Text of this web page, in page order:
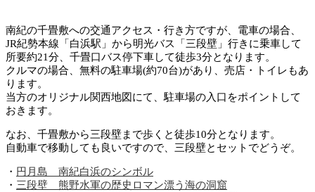
南紀の千畳敷への交通アクセス・行き方ですが、電車の場合、
JR紀勢本線「白浜駅」から明光バス「三段壁」行きに乗車して
所要約21分、千畳口バス停下車して徒歩3分となります。
クルマの場合、無料の駐車場(約70台)があり、売店・トイレもあ
ります。
当方のオリジナル関西地図にて、駐車場の入口をポイントして
おきます。
なお、千畳敷から三段壁まで歩くと徒歩10分となります。
自動車で移動しても良いですので、三段壁とセットでどうぞ。
・ 円月島 南紀白浜のシンボル
・ 三段壁 熊野水軍の歴史ロマン漂う海の洞窟